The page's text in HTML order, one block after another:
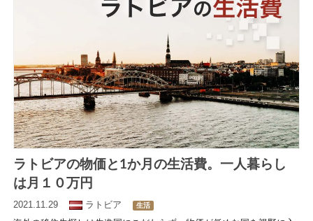
ラトビアの物価と1か月の生活費。一人暮らし
は月１０万円
2021.11.29 ラトビア 生活